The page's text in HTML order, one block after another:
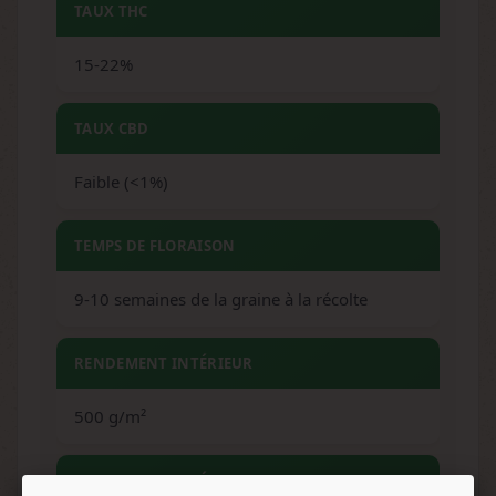
TAUX THC
15-22%
TAUX CBD
Faible (<1%)
TEMPS DE FLORAISON
9-10 semaines de la graine à la récolte
RENDEMENT INTÉRIEUR
500 g/m²
RENDEMENT EXTÉRIEUR